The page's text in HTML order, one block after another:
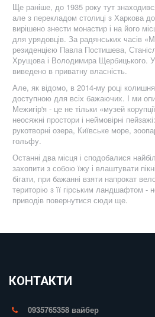
Ще раніше, до 1935 року тут
але з перекладом столиці з Харкова
вирішено знести монастир і на його
для урядовців. За радянських часів
резиденцією Павла Постишева,
Хрущова і Володимира Щербицького. У
виведено в приватну власність.
Але, як відомо, в 2014-му році
доступною для всіх бажаючих. І ми
Межигір'я - це не тільки «музей
неосяжні простори і неймовірні
рукотворні озера, Київське море,
гольфу.
Останні два місця і сподобалися
захопити з собою їжу і влаштувати
бігати, при бажанні взяти напрокат
територію з її гірським ландшафтом -
приводів повернутися сюди ще.
КОНТАКТИ
0935765358 вайбер